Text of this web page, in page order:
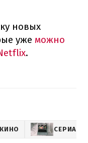
новых
уже можно
.
СЕРИАЛЫ